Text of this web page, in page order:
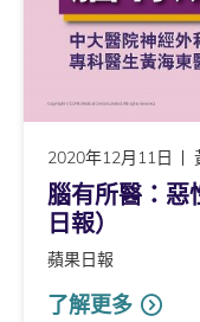
2020年12月11日
腦有所醫：惡
日報）
蘋果日報
了解更多